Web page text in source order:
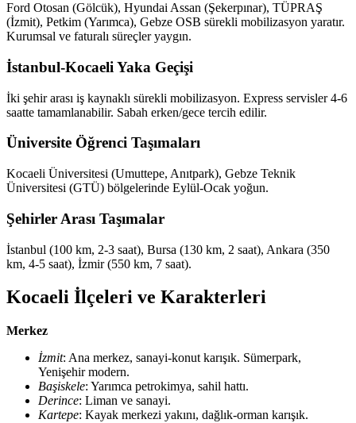
Ford Otosan (Gölcük), Hyundai Assan (Şekerpınar), TÜPRAŞ
(İzmit), Petkim (Yarımca), Gebze OSB sürekli mobilizasyon yaratır.
Kurumsal ve faturalı süreçler yaygın.
İstanbul-Kocaeli Yaka Geçişi
İki şehir arası iş kaynaklı sürekli mobilizasyon. Express servisler 4-6
saatte tamamlanabilir. Sabah erken/gece tercih edilir.
Üniversite Öğrenci Taşımaları
Kocaeli Üniversitesi (Umuttepe, Anıtpark), Gebze Teknik
Üniversitesi (GTÜ) bölgelerinde Eylül-Ocak yoğun.
Şehirler Arası Taşımalar
İstanbul (100 km, 2-3 saat), Bursa (130 km, 2 saat), Ankara (350
km, 4-5 saat), İzmir (550 km, 7 saat).
Kocaeli İlçeleri ve Karakterleri
Merkez
İzmit: Ana merkez, sanayi-konut karışık. Sümerpark,
Yenişehir modern.
Başiskele: Yarımca petrokimya, sahil hattı.
Derince: Liman ve sanayi.
Kartepe: Kayak merkezi yakını, dağlık-orman karışık.